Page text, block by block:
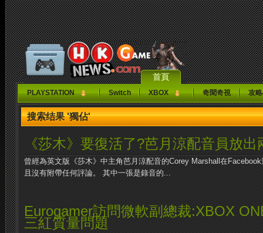
首頁
PLAYSTATION Switch XBOX 奇聞奇視 攻
搜索结果 '獨佔'
《莎木》要復活了?芭月涼配音員放
曾經為英文版《莎木》中主角芭月涼配音的Corey Marshall在
且沒有附帶任何評論。 其中一張是錄音的...
Eurogamer訪問微軟副總裁:XBOX
三紅質量問題